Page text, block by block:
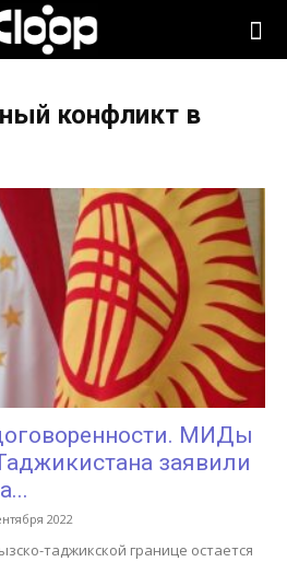
конфликт в
МИДы
заявили
2022
таджикской границе остается